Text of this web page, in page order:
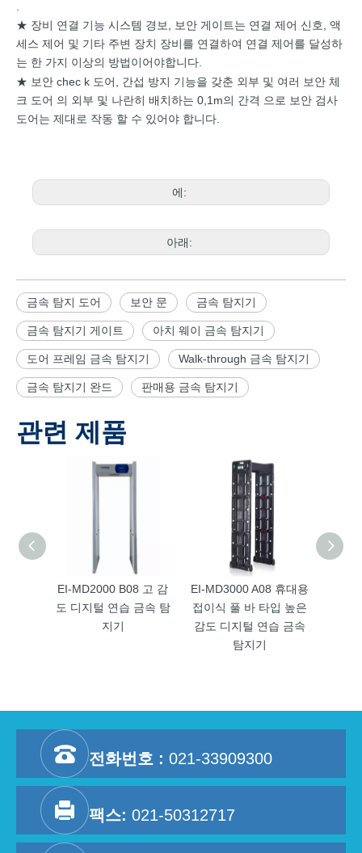
★ 장비 연결 기능 시스템 경보, 보안 게이트는 연결 제어 신호, 액
세스 제어 및 기타 주변 장치 장비를 연결하여 연결 제어를 달성하
는 한 가지 이상의 방법이어야합니다.
★ 보안 chec k 도어, 간섭 방지 기능을 갖춘 외부 및 여러 보안 체
크 도어 의 외부 및 나란히 배치하는 0,1m의 간격 으로 보안 검사
도어는 제대로 작동 할 수 있어야 합니다.
에:
아래:
금속 탐지 도어 보안 문 금속 탐지기
금속 탐지기 게이트 아치 웨이 금속 탐지기
도어 프레임 금속 탐지기 Walk-through 금속 탐지기
금속 탐지기 완드 판매용 금속 탐지기
관련 제품
EI-MD2000 B08 고 감
도 디지털 연습 금속 탐
지기
EI-MD3000 A08 휴대용
접이식 풀 바 타입 높은
감도 디지털 연습 금속
탐지기
전화번호 : 021-33909300
팩스: 021-50312717